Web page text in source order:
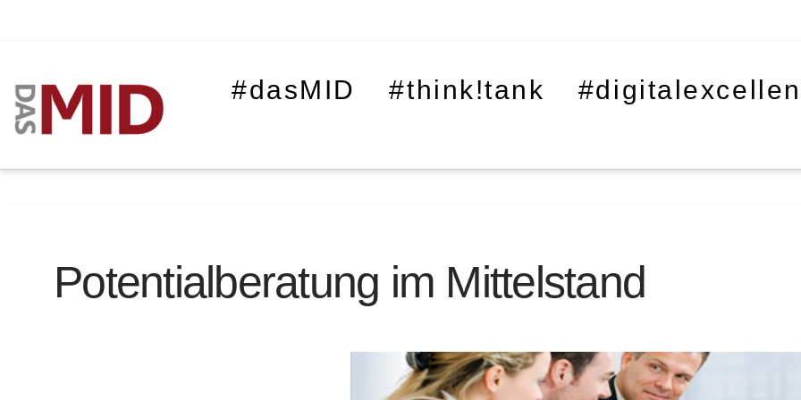
#dasMID #think!tank
Potentialberatung im Mittelstand